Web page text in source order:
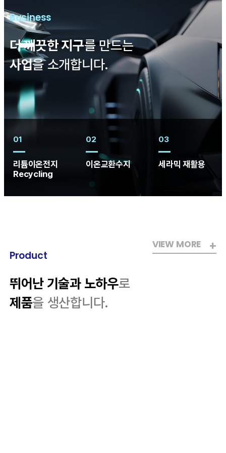
Business
더 깨끗한 지구를 만드는
사업을 소개합니다.
01
리튬이온전지
Recycling
02
이온교환수지
03
세라믹 재활용
Product
뛰어난 기술과 노하우로
제품을 생산합니다.
VIEW MORE